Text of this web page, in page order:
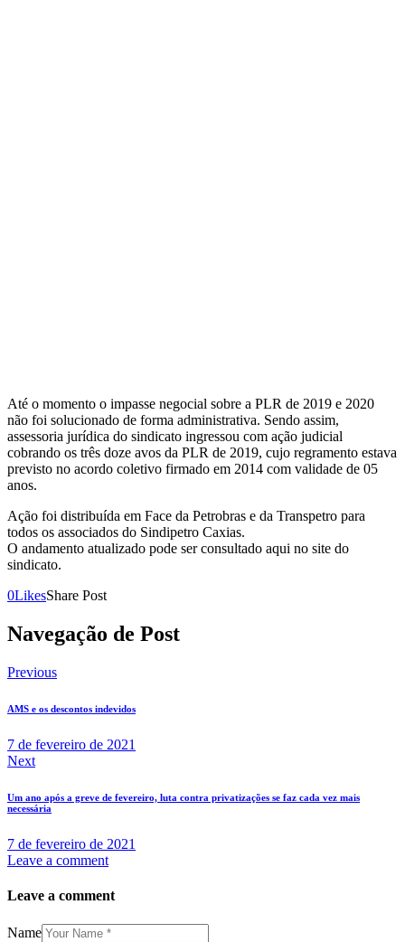
Até o momento o impasse negocial sobre a PLR de 2019 e 2020
não foi solucionado de forma administrativa. Sendo assim,
assessoria jurídica do sindicato ingressou com ação judicial
cobrando os três doze avos da PLR de 2019, cujo regramento estava
previsto no acordo coletivo firmado em 2014 com validade de 05
anos.
Ação foi distribuída em Face da Petrobras e da Transpetro para
todos os associados do Sindipetro Caxias.
O andamento atualizado pode ser consultado aqui no site do
sindicato.
0LikesShare Post
Navegação de Post
Previous
AMS e os descontos indevidos
7 de fevereiro de 2021
Next
Um ano após a greve de fevereiro, luta contra privatizações se faz cada vez mais
necessária
7 de fevereiro de 2021
Leave a comment
Leave a comment
Name